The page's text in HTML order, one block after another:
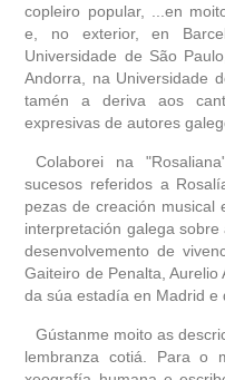
copleiro popular, ...en
e, no exterior, en
Universidade de São
Andorra, na Universidade
tamén a deriva aos
expresivas de autores
Colaborei na
sucesos referidos a
pezas de creación
interpretación galega
desenvolvemento de
Gaiteiro de Penalta,
da súa estadía en Madrid e
Gústanme moito as
lembranza cotiá. Para o